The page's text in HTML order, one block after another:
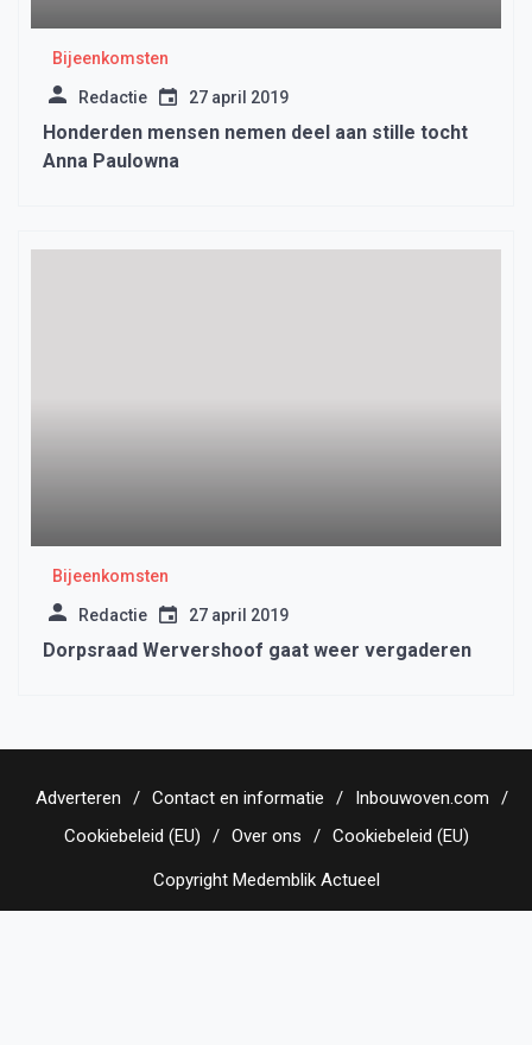
Bijeenkomsten
Redactie 27 april 2019
Honderden mensen nemen deel aan stille tocht
Anna Paulowna
Bijeenkomsten
Redactie 27 april 2019
Dorpsraad Wervershoof gaat weer vergaderen
Adverteren Contact en informatie
Inbouwoven.com
Cookiebeleid (EU)
Over ons Cookiebeleid (EU)
Copyright Medemblik Actueel